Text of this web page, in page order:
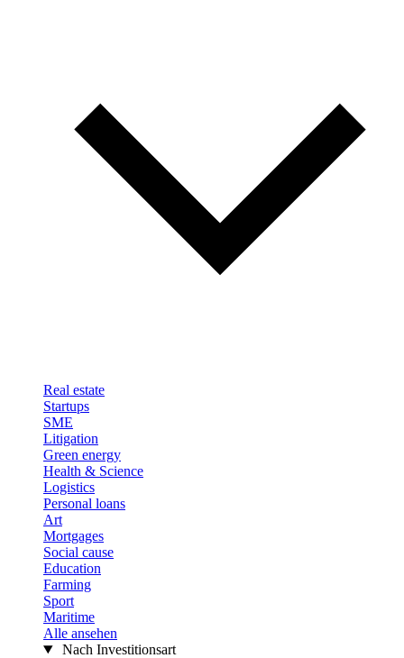
Real estate
Startups
SME
Litigation
Green energy
Health & Science
Logistics
Personal loans
Art
Mortgages
Social cause
Education
Farming
Sport
Maritime
Alle ansehen
Nach Investitionsart